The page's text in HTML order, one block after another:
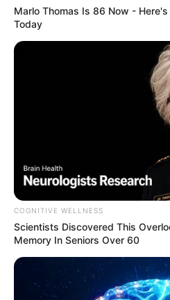
Marlo Thomas Is 86 Now -
Today
COGNITIVE WELLNESS
Scientists Discovered This
Memory In Seniors Over 60